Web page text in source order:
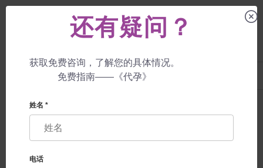
+38 057 760 48 29
代孕母亲
用户协议
选择 surrogate-mother.cn 网站 作为信息资源的时候，您特此
还有疑问？
获取免费咨询，了解您的具体情况。
免费指南——《代孕》
姓名 *
电话